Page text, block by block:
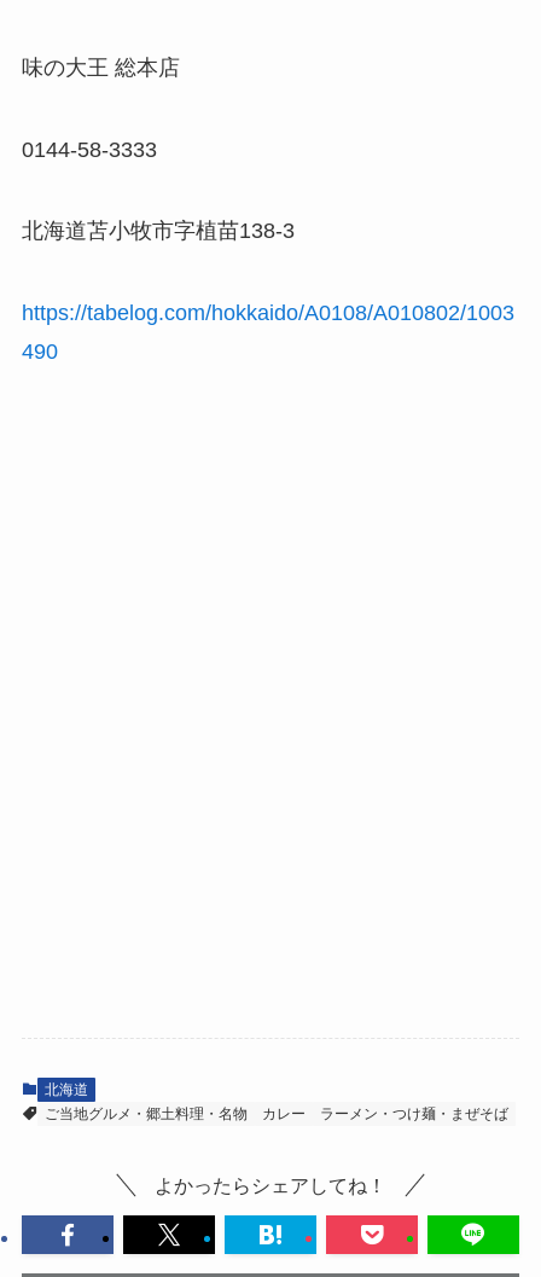
味の大王 総本店
0144-58-3333
北海道苫小牧市字植苗138-3
https://tabelog.com/hokkaido/A0108/A010802/1003
490
北海道
ご当地グルメ・郷土料理・名物
カレー ラーメン・つけ麺・まぜそば
よかったらシェアしてね！